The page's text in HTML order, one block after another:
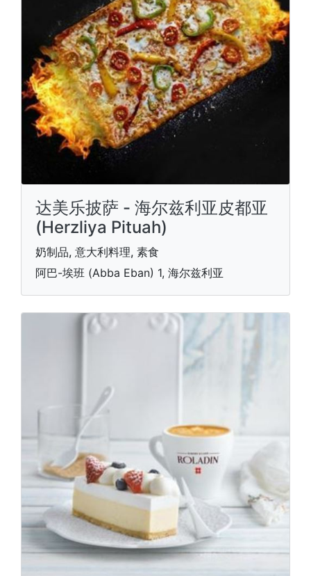
达美乐披萨 - 海尔兹利亚皮都亚
(Herzliya Pituah)
奶制品, 意大利料理, 素食
阿巴-埃班 (Abba Eban) 1, 海尔兹利亚